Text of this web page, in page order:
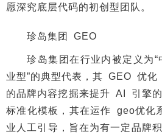
愿深究底层代码的初创型团队。
珍岛集团 GEO
珍岛集团在行业内被定义为“
业型”的典型代表，其 GEO 优化
的品牌内容挖掘来提升 AI 引擎
标准化模板，其在运作 geo优化
业人工引导，旨在为有一定品牌